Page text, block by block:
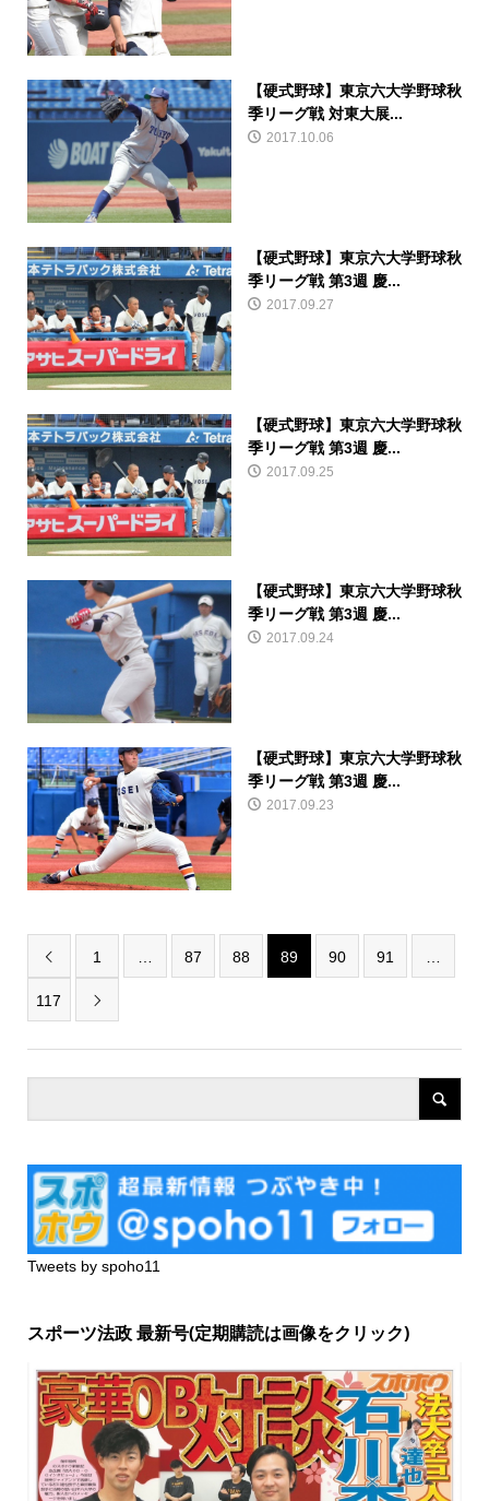
【硬式野球】東京六大学野球秋
季リーグ戦 対東大展...
2017.10.06
【硬式野球】東京六大学野球秋
季リーグ戦 第3週 慶...
2017.09.27
【硬式野球】東京六大学野球秋
季リーグ戦 第3週 慶...
2017.09.25
【硬式野球】東京六大学野球秋
季リーグ戦 第3週 慶...
2017.09.24
【硬式野球】東京六大学野球秋
季リーグ戦 第3週 慶...
2017.09.23
 1 87 88 89 90 91
117 
Tweets by spoho11
スポーツ法政 最新号(定期購読は画像をクリック)